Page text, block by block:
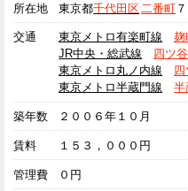
所在地 東京都千代田区 二番町
交通 東京メトロ有楽町線 麹
JR中央・総武線
四ツ
東京メトロ丸ノ内線
四
東京メトロ半蔵門線
半
築年数 ２００６年１０月
賃料 １５３，０００円
管理費 ０円